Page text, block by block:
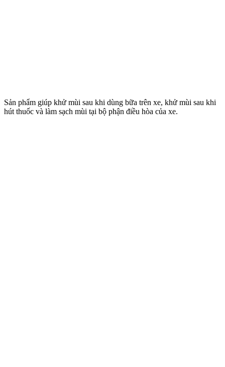
Sản phẩm giúp khử mùi sau khi dùng bữa trên xe, khử mùi sau khi
hút thuốc và làm sạch mùi tại bộ phận điều hòa của xe.